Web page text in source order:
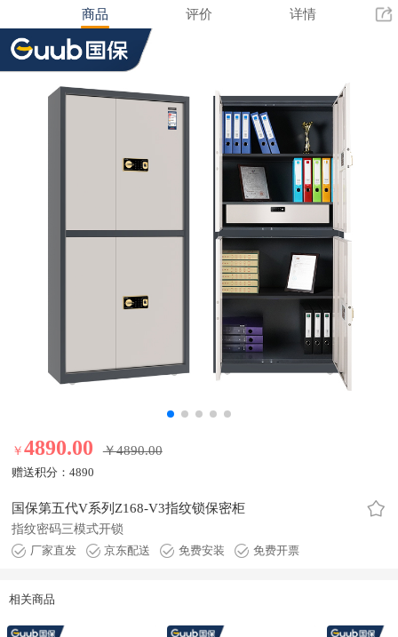
商品 评价 详情
￥ 4890.00 ￥4890.00
赠送积分： 4890
国保第五代V系列Z168-V3指纹锁保密柜
指纹密码三模式开锁
厂家直发
京东配送 免费安装 免费开票
相关商品